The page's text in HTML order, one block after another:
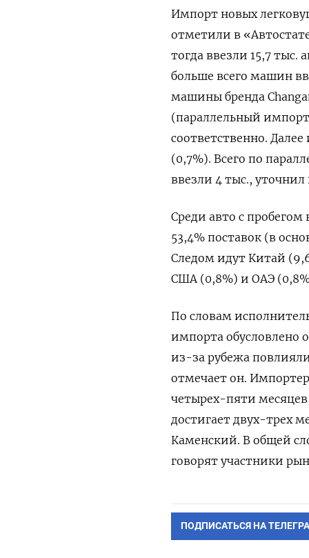
Импорт новых
отметили в
тогда ввезли 15,7
больше всего машин
машины бренда
(параллельный
соответственно.
(0,7%). Всего по
ввезли 4 тыс., уточнил
Среди авто с
53,4% поставок (в
Следом идут Китай
США (0,8%) и ОАЭ
По словам
импорта обусловлено
из-за рубежа
отмечает он.
четырех-пяти
достигает двух-трех
Каменский. В общей
говорят участники
ПОДПИСАТЬСЯ НА